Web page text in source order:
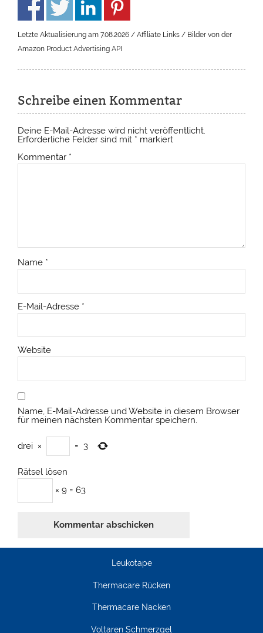
Letzte Aktualisierung am 7.08.2026 / Affiliate Links / Bilder von der
Amazon Product Advertising API
Schreibe einen Kommentar
Deine E-Mail-Adresse wird nicht veröffentlicht.
Erforderliche Felder sind mit * markiert
Kommentar *
Name *
E-Mail-Adresse *
Website
Name, E-Mail-Adresse und Website in diesem Browser
für meinen nächsten Kommentar speichern.
drei × = 3
Rätsel lösen
× 9 = 63
Leukotape
Thermacare Rücken
Thermacare Nacken
Voltaren Schmerzgel